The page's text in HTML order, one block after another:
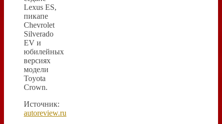
Lexus ES,
пикапе
Chevrolet
Silverado
EV и
юбилейных
версиях
модели
Toyota
Crown.
Источник:
autoreview.ru